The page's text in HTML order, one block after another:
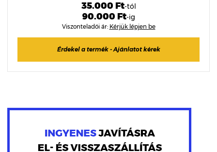
35.000 Ft-tól
90.000 Ft-ig
Viszonteladói ár: Kérjük lépjen be
Érdekel a termék - Ajánlatot kérek